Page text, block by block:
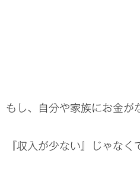
もし、自分や家族にお金が
『収入が少ない』じゃなく